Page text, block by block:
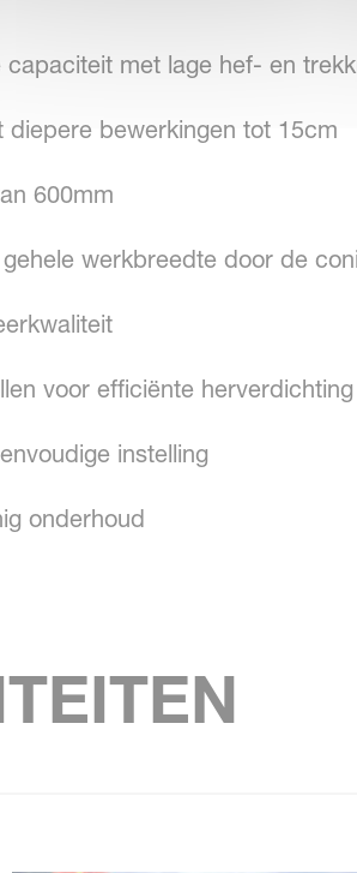
capaciteit met lage hef- en
diepere bewerkingen tot 15cm
600mm
werkbreedte door de
voor efficiënte herverdichting
instelling
onderhoud